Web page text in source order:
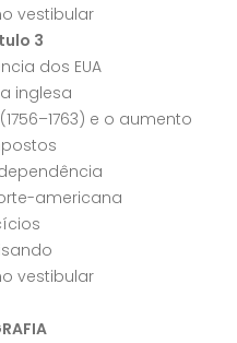
vestibular
3
dos EUA
inglesa
e o aumento
americana
vestibular